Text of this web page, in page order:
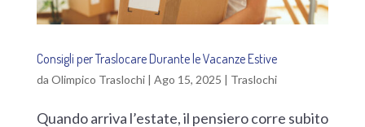
Consigli per Traslocare Durante le Vacanze Estive
da Olimpico Traslochi| Ago 15, 2025 | Traslochi
Quando arriva l’estate, il pensiero corre subito